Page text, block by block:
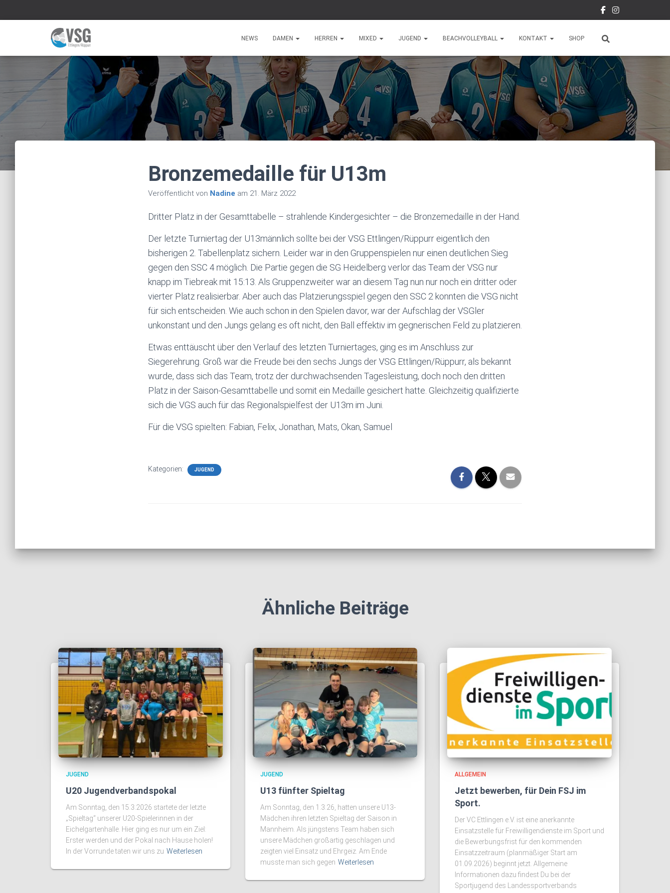
NEWS DAMEN HERREN MIXED JUGEND BEACHVOLLEYBALL KONTAKT SHOP
Bronzemedaille für U13m
Veröffentlicht von Nadine am 21. März 2022
Dritter Platz in der Gesamttabelle – strahlende Kindergesichter – die Bronzemedaille in der Hand.
Der letzte Turniertag der U13männlich sollte bei der VSG Ettlingen/Rüppurr eigentlich den
bisherigen 2. Tabellenplatz sichern. Leider war in den Gruppenspielen nur einen deutlichen Sieg
gegen den SSC 4 möglich. Die Partie gegen die SG Heidelberg verlor das Team der VSG nur
knapp im Tiebreak mit 15:13. Als Gruppenzweiter war an diesem Tag nun nur noch ein dritter oder
vierter Platz realisierbar. Aber auch das Platzierungsspiel gegen den SSC 2 konnten die VSG nicht
für sich entscheiden. Wie auch schon in den Spielen davor, war der Aufschlag der VSGler
unkonstant und den Jungs gelang es oft nicht, den Ball effektiv im gegnerischen Feld zu platzieren.
Etwas enttäuscht über den Verlauf des letzten Turniertages, ging es im Anschluss zur
Siegerehrung. Groß war die Freude bei den sechs Jungs der VSG Ettlingen/Rüppurr, als bekannt
wurde, dass sich das Team, trotz der durchwachsenden Tagesleistung, doch noch den dritten
Platz in der Saison-Gesamttabelle und somit ein Medaille gesichert hatte. Gleichzeitig qualifizierte
sich die VGS auch für das Regionalspielfest der U13m im Juni.
Für die VSG spielten: Fabian, Felix, Jonathan, Mats, Okan, Samuel
Kategorien: JUGEND
Ähnliche Beiträge
JUGEND
U20 Jugendverbandspokal
Am Sonntag, den 15.3.2026 startete der letzte
„Spieltag“ unserer U20-Spielerinnen in der
Eichelgartenhalle. Hier ging es nur um ein Ziel:
Erster werden und der Pokal nach Hause holen!
In der Vorrunde taten wir uns zu Weiterlesen
JUGEND
U13 fünfter Spieltag
Am Sonntag, den 1.3.26, hatten unsere U13-
Mädchen ihren letzten Spieltag der Saison in
Mannheim. Als jüngstens Team haben sich
unsere Mädchen großartig geschlagen und
zeigten viel Einsatz und Ehrgeiz. Am Ende
musste man sich gegen Weiterlesen
ALLGEMEIN
Jetzt bewerben, für Dein FSJ im
Sport.
Der VC Ettlingen e.V. ist eine anerkannte
Einsatzstelle für Freiwilligendienste im Sport und
die Bewerbungsfrist für den kommenden
Einsatzzeitraum (planmäßiger Start am
01.09.2026) beginnt jetzt. Allgemeine
Informationen dazu findest Du bei der
Sportjugend des Landessportverbands